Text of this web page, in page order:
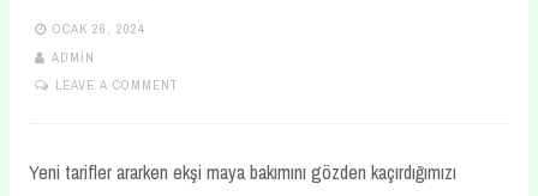
OCAK 26, 2024
ADMIN
LEAVE A COMMENT
Yeni tarifler ararken ekşi maya bakımını gözden kaçırdığımızı